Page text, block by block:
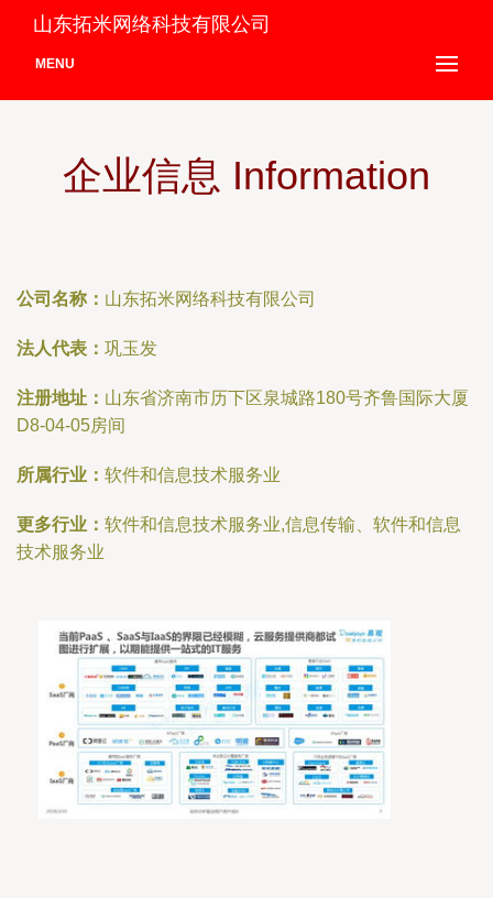
山东拓米网络科技有限公司
MENU
企业信息 Information
公司名称： 山东拓米网络科技有限公司
法人代表： 巩玉发
注册地址： 山东省济南市历下区泉城路180号齐鲁国际大厦
D8-04-05房间
所属行业： 软件和信息技术服务业
更多行业： 软件和信息技术服务业,信息传输、软件和信息
技术服务业